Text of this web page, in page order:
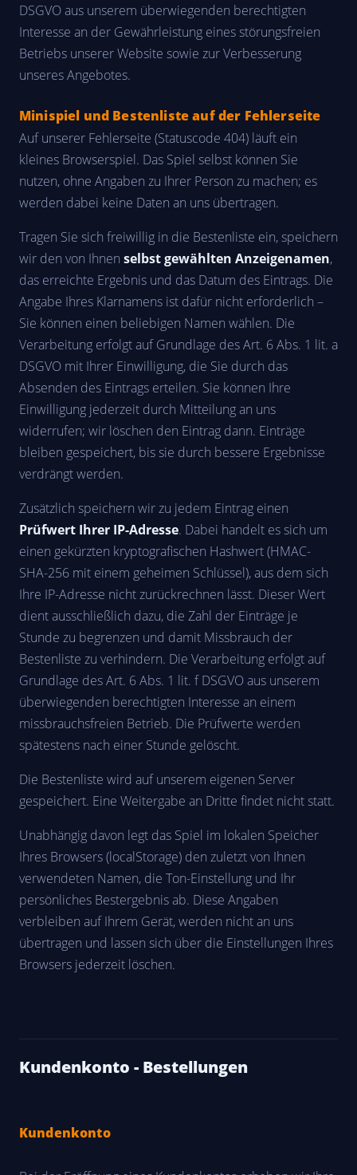
DSGVO aus unserem überwiegenden berechtigten
Interesse an der Gewährleistung eines störungsfreien
Betriebs unserer Website sowie zur Verbesserung
unseres Angebotes.
Minispiel und Bestenliste auf der Fehlerseite
Auf unserer Fehlerseite (Statuscode 404) läuft ein
kleines Browserspiel. Das Spiel selbst können Sie
nutzen, ohne Angaben zu Ihrer Person zu machen; es
werden dabei keine Daten an uns übertragen.
Tragen Sie sich freiwillig in die Bestenliste ein, speichern
wir den von Ihnen selbst gewählten Anzeigenamen,
das erreichte Ergebnis und das Datum des Eintrags. Die
Angabe Ihres Klarnamens ist dafür nicht erforderlich –
Sie können einen beliebigen Namen wählen. Die
Verarbeitung erfolgt auf Grundlage des Art. 6 Abs. 1 lit. a
DSGVO mit Ihrer Einwilligung, die Sie durch das
Absenden des Eintrags erteilen. Sie können Ihre
Einwilligung jederzeit durch Mitteilung an uns
widerrufen; wir löschen den Eintrag dann. Einträge
bleiben gespeichert, bis sie durch bessere Ergebnisse
verdrängt werden.
Zusätzlich speichern wir zu jedem Eintrag einen
Prüfwert Ihrer IP-Adresse. Dabei handelt es sich um
einen gekürzten kryptografischen Hashwert (HMAC-
SHA-256 mit einem geheimen Schlüssel), aus dem sich
Ihre IP-Adresse nicht zurückrechnen lässt. Dieser Wert
dient ausschließlich dazu, die Zahl der Einträge je
Stunde zu begrenzen und damit Missbrauch der
Bestenliste zu verhindern. Die Verarbeitung erfolgt auf
Grundlage des Art. 6 Abs. 1 lit. f DSGVO aus unserem
überwiegenden berechtigten Interesse an einem
missbrauchsfreien Betrieb. Die Prüfwerte werden
spätestens nach einer Stunde gelöscht.
Die Bestenliste wird auf unserem eigenen Server
gespeichert. Eine Weitergabe an Dritte findet nicht statt.
Unabhängig davon legt das Spiel im lokalen Speicher
Ihres Browsers (localStorage) den zuletzt von Ihnen
verwendeten Namen, die Ton-Einstellung und Ihr
persönliches Bestergebnis ab. Diese Angaben
verbleiben auf Ihrem Gerät, werden nicht an uns
übertragen und lassen sich über die Einstellungen Ihres
Browsers jederzeit löschen.
Kundenkonto - Bestellungen
Kundenkonto